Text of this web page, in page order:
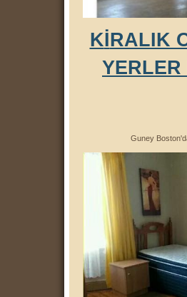
KİRALIK
YERLER
Guney